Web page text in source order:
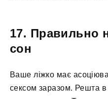
17. Правильно
сон
Ваше ліжко має
сексом заразом. Решта в